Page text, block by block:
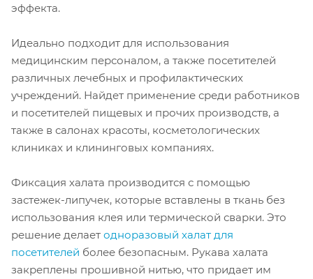
эффекта.
Идеально подходит для использования
медицинским персоналом, а также посетителей
различных лечебных и профилактических
учреждений. Найдет применение среди работников
и посетителей пищевых и прочих производств, а
также в салонах красоты, косметологических
клиниках и клининговых компаниях.
Фиксация халата производится с помощью
застежек-липучек, которые вставлены в ткань без
использования клея или термической сварки. Это
решение делает одноразовый халат для
посетителей более безопасным. Рукава халата
закреплены прошивной нитью, что придает им